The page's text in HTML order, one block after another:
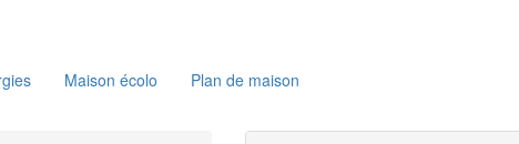
Maison écolo Plan de maison